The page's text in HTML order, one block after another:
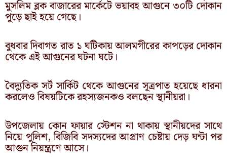
মুসলিম ব্লক বাজারের মার্কেটে ভয়াবহ আগুনে ৩০টি দোকান
পুড়ে ছাই হয়ে গেছে।
বুধবার দিবাগত রাত ১ ঘটিকায় আলমগীরের কাপড়ের দোকান
থেকে এই আগুনের ঘটনা ঘটে।
বৈদ্যুতিক সর্ট সার্কিট থেকে আগুনের সূত্রপাত হয়েছে ধারনা
করলেও বিষয়টিকে রহস্যজনকও বলছেন স্থানীয়রা।
উপজেলায় কোন ফায়ার স্টেশন না থাকায় স্থানীয়দের সাথে
নিয়ে পুলিশ, বিজিবি সদস্যদের আপ্রাণ চেষ্টায় দেড় ঘন্টা পর
আগুন নিয়ন্ত্রণে আসে।